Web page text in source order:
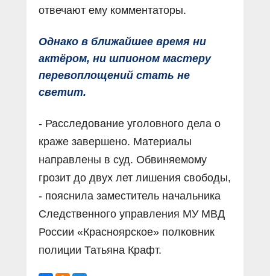
отвечают ему комментаторы.
Однако в ближайшее время ни
актёром, ни шпионом мастеру
перевоплощений стать не
светит.
- Расследование уголовного дела о
краже завершено. Материалы
направлены в суд. Обвиняемому
грозит до двух лет лишения свободы,
- пояснила заместитель начальника
Следственного управления МУ МВД
России «Красноярское» полковник
полиции Татьяна Крафт.